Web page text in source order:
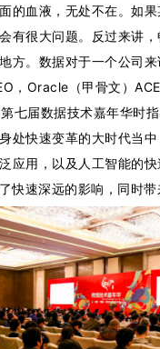
的血液，无处不在。如
有很大问题。反过来讲
方。数据对于一个公司
，Oracle（甲骨文）
七届数据技术嘉年华时
处快速变革的大时代当
应用，以及人工智能的
快速深远的影响，同时带